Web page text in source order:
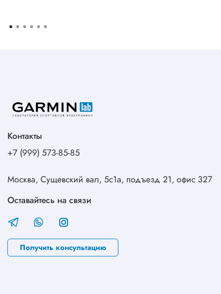
Контакты
+7 (999) 573-85-85
Москва, Сущевский вал, 5с1а, подъезд 21, офис 327
Оставайтесь на связи
Получить консультацию